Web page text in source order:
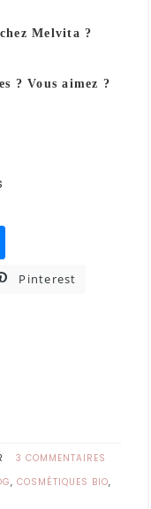
Melvita ?
? Vous aimez ?
Pinterest
3 COMMENTAIRES
, COSMÉTIQUES BIO,